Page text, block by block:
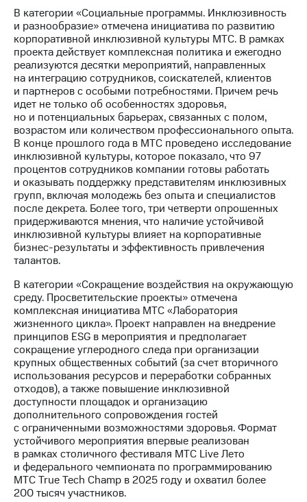
акционеров
Личный
кабинет
акционера
Акционерный
капитал
Контроль
и
аудит
Рынок
акций
Описание
Программа
приобретения
Порядок
выкупа
акций
Дивиденды
Рынок
облигаций
Описание
Еврооблигации-2023
Уведомление
о
погашении
именных
облигаций
Другое
Регистратор
Реквизиты
Контакты
развитие
деловая этика
На главную
В категории «Социальные программы. Инклюзивность
и разнообразие» отмечена инициатива по развитию
корпоративной инклюзивной культуры МТС. В рамках
проекта действует комплексная политика и ежегодно
реализуются десятки мероприятий, направленных
на интеграцию сотрудников, соискателей, клиентов
и партнеров с особыми потребностями. Причем речь
идет не только об особенностях здоровья,
но и потенциальных барьерах, связанных с полом,
возрастом или количеством профессионального опыта.
В конце прошлого года в МТС проведено исследование
инклюзивной культуры, которое показало, что 97
процентов сотрудников компании готовы работать
и оказывать поддержку представителям инклюзивных
групп, включая молодежь без опыта и специалистов
после декрета. Более того, три четверти опрошенных
придерживаются мнения, что наличие устойчивой
инклюзивной культуры влияет на корпоративные
бизнес-результаты и эффективность привлечения
талантов.
В категории «Сокращение воздействия на окружающую
среду. Просветительские проекты» отмечена
комплексная инициатива МТС «Лаборатория
жизненного цикла». Проект направлен на внедрение
принципов ESG в мероприятия и предполагает
сокращение углеродного следа при организации
крупных общественных событий (за счет вторичного
использования ресурсов и переработки собранных
отходов), а также повышение инклюзивной
доступности площадок и организацию
дополнительного сопровождения гостей
с ограниченными возможностями здоровья. Формат
устойчивого мероприятия впервые реализован
в рамках столичного фестиваля МТС Live Лето
и федерального чемпионата по программированию
МТС True Tech Champ в 2025 году и охватил более
200 тысяч участников.